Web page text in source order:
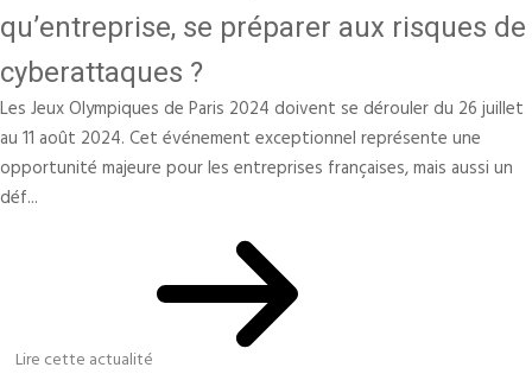
qu’entreprise, se préparer aux risques de
cyberattaques ?
Les Jeux Olympiques de Paris 2024 doivent se dérouler du 26 juillet
au 11 août 2024. Cet événement exceptionnel représente une
opportunité majeure pour les entreprises françaises, mais aussi un
déf...
Lire cette actualité